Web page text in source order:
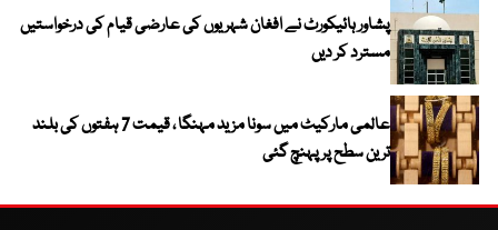
پشاور ہائیکورٹ نے افغان شہریوں کی عارضی قیام کی درخواستیں
مسترد کر دیں
عالمی مارکیٹ میں سونا مزید مہنگا ، قیمت 7 ہفتوں کی بلند
ترین سطح پر پہنچ گئی